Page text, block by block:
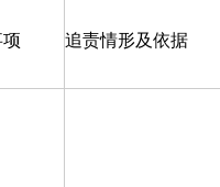
追责情形及依据